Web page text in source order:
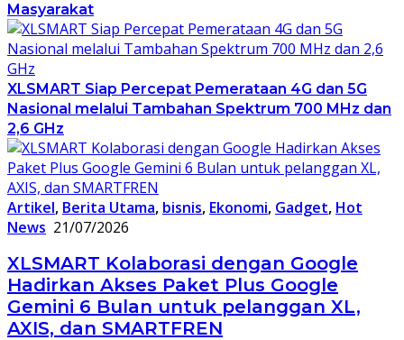
Masyarakat
XLSMART Siap Percepat Pemerataan 4G dan 5G
Nasional melalui Tambahan Spektrum 700 MHz dan
2,6 GHz
Artikel, Berita Utama, bisnis, Ekonomi, Gadget, Hot
News 21/07/2026
XLSMART Kolaborasi dengan Google
Hadirkan Akses Paket Plus Google
Gemini 6 Bulan untuk pelanggan XL,
AXIS, dan SMARTFREN